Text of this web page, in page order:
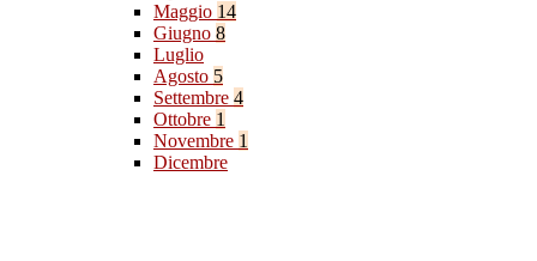
Maggio 14
Giugno 8
Luglio
Agosto 5
Settembre 4
Ottobre 1
Novembre 1
Dicembre